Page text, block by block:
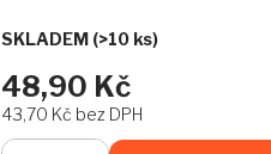
48,90 Kč
43,70 Kč bez DPH
SKLADEM (>10 ks)